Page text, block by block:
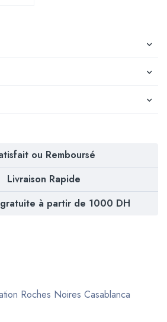
ou Remboursé
Livraison Rapide
à partir de 1000 DH
Roches Noires Casablanca